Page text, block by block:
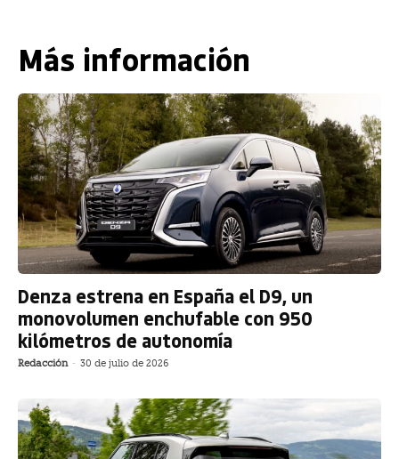
Más información
Denza estrena en España el D9, un
monovolumen enchufable con 950
kilómetros de autonomía
Redacción - 30 de julio de 2026